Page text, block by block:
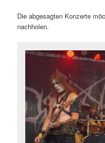
Die abgesagten Konzerte
nachholen.